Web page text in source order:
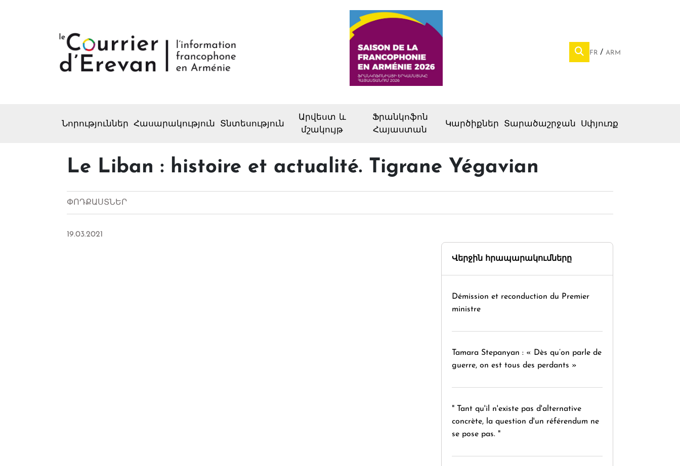
FR ARM
Նորություններ Հասարակություն Տնտեսություն
Արվեստ և
մշակույթ
Ֆրանկոֆոն
Հայաստան
Կարծիքներ Տարածաշրջան Սփյուռք
Le Liban : histoire et actualité. Tigrane Yégavian
ՓՈԴՔԱՍՏՆԵՐ
19.03.2021
Վերջին հրապարակումները
Démission et reconduction du Premier
ministre
Tamara Stepanyan : « Dès qu’on parle de
guerre, on est tous des perdants »
" Tant qu'il n'existe pas d'alternative
concrète, la question d'un référendum ne
se pose pas. "